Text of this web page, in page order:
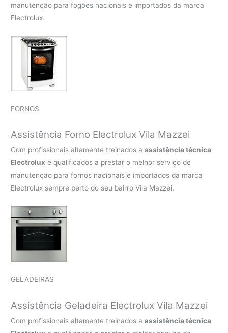
manutenção para fogões nacionais e importados da marca
Electrolux.
FORNOS
Assistência Forno Electrolux Vila Mazzei
Com profissionais altamente treinados aassistência técnica
Electrolux e qualificados a prestar o melhor serviço de
manutenção para fornos nacionais e importados da marca
Electrolux sempre perto do seu bairro Vila Mazzei.
GELADEIRAS
Assistência Geladeira Electrolux Vila Mazzei
Com profissionais altamente treinados aassistência técnica